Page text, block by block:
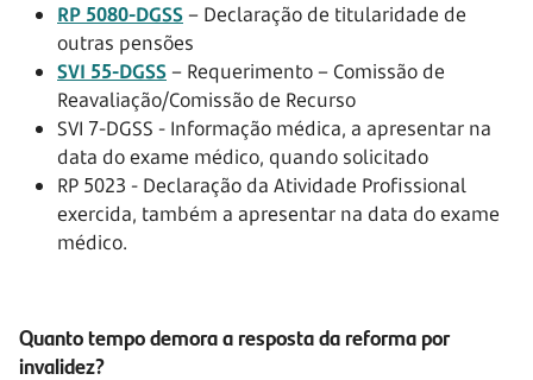
RP 5080-DGSS– Declaração de titularidade de
outras pensões
SVI 55-DGSS– Requerimento – Comissão de
Reavaliação/Comissão de Recurso
SVI 7-DGSS - Informação médica, a apresentar na
data do exame médico, quando solicitado
RP 5023 - Declaração da Atividade Profissional
exercida, também a apresentar na data do exame
médico.
Quanto tempo demora a resposta da reforma por
invalidez?